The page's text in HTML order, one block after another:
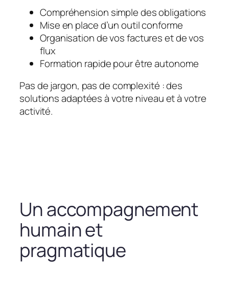
Compréhension simple des obligations
Mise en place d’un outil conforme
Organisation de vos factures et de vos
flux
Formation rapide pour être autonome
Pas de jargon, pas de complexité : des
solutions adaptées à votre niveau et à votre
activité.
Un accompagnement
humain et
pragmatique